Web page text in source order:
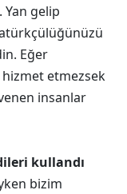
gelip
Eğer
hizmet etmezsek
insanlar
kullandı
bizim